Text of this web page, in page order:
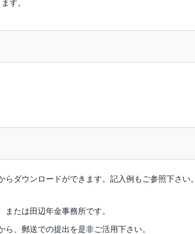
す。
ダウンロードができます。記入例もご参照下さい。
たは田辺年金事務所です。
、郵送での提出を是非ご活用下さい。